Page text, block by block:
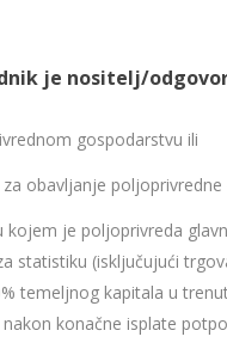
je nositelj/
gospodarstvu ili
obavljanje
je poljoprivreda
statistiku (isključujući
temeljnog kapitala u
konačne isplate